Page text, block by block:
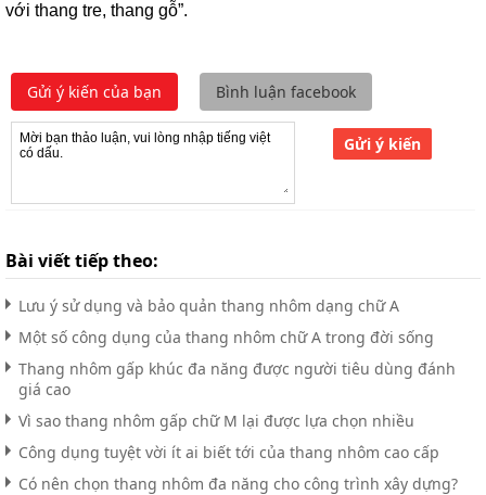
với thang tre, thang gỗ”.
Gửi ý kiến của bạn Bình luận facebook
Gửi ý kiến
Bài viết tiếp theo:
Lưu ý sử dụng và bảo quản thang nhôm dạng chữ A
Một số công dụng của thang nhôm chữ A trong đời sống
Thang nhôm gấp khúc đa năng được người tiêu dùng đánh
giá cao
Vì sao thang nhôm gấp chữ M lại được lựa chọn nhiều
Công dụng tuyệt vời ít ai biết tới của thang nhôm cao cấp
Có nên chọn thang nhôm đa năng cho công trình xây dựng?